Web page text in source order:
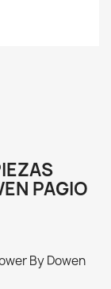
PAGIO
By Dowen